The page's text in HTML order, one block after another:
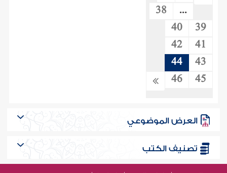
...
38
39
40
41
42
43
44
45
46
العرض الموضوعي
تصنيف الكتب